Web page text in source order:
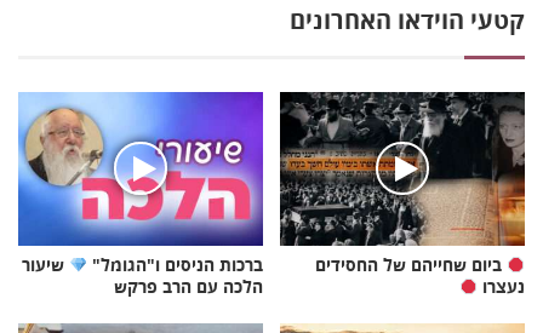
קטעי הוידאו האחרונים
ביום שחייהם של החסידים
נעצרו
ברכות הניסים ו"הגומל"
שיעור
הלכה עם הרב פרקש